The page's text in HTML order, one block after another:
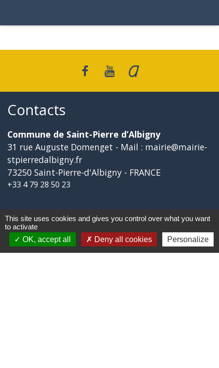
Contacts
Commune de Saint-Pierre d’Albigny
31 rue Auguste Domenget - Mail : mairie@mairie-
stpierredalbigny.fr
73250 Saint-Pierre-d'Albigny - FRANCE
+33 4 79 28 50 23
Liens
Covoiturage Mobisavoie
Le Parc des Bauges
This site uses cookies and gives you control over what you want
to activate
OK, accept all
Deny all cookies Personalize